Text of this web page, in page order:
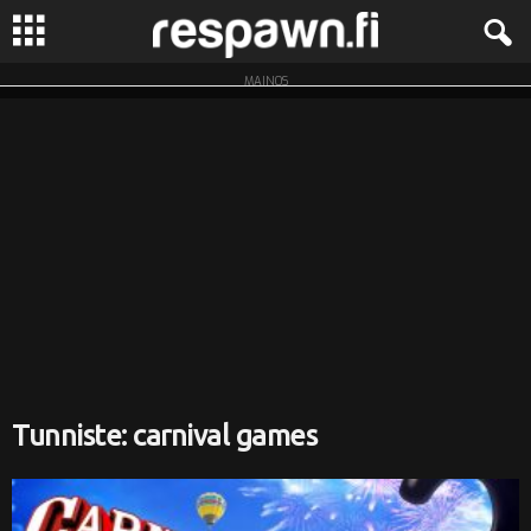
R
MAINOS
Tunniste: carnival games